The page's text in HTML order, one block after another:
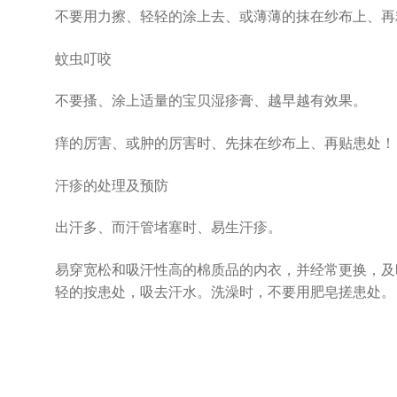
不要用力擦、轻轻的涂上去、或薄薄的抹在纱布上、
蚊虫叮咬
不要搔、涂上适量的宝贝湿疹膏、越早越有效果。
痒的厉害、或肿的厉害时、先抹在纱布上、再贴患处！
汗疹的处理及预防
出汗多、而汗管堵塞时、易生汗疹。
易穿宽松和吸汗性高的棉质品的内衣，并经常更换，
轻的按患处，吸去汗水。洗澡时，不要用肥皂搓患处。